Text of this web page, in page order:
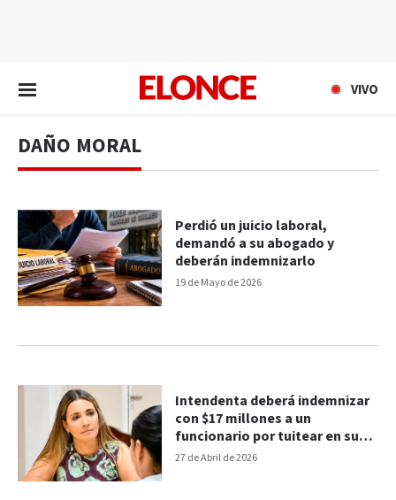
VIVO
DAÑO MORAL
19 de Mayo de 2026
Perdió un juicio laboral,
demandó a su abogado y
deberán indemnizarlo
27 de Abril de 2026
Intendenta deberá indemnizar
con $17 millones a un
funcionario por tuitear en su
contra